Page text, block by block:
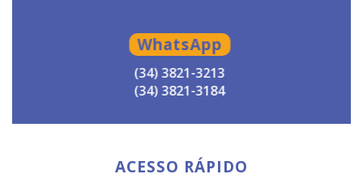
WhatsApp
(34) 3821-3213
(34) 3821-3184
ACESSO RÁPIDO